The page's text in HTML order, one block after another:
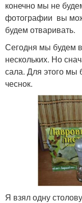
конечно мы не
фотографии вы
будем отваривать.
Сегодня мы будем
нескольких. Но
сала. Для этого мы
чеснок.
Я взял одну